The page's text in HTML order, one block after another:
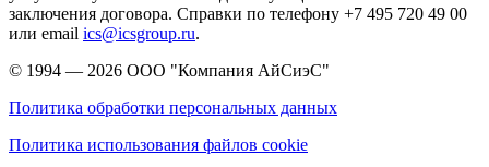
заключения договора. Справки по телефону +7 495 720 49 00
или email ics@icsgroup.ru.
© 1994 — 2026 ООО "Компания АйСиэС"
Политика обработки персональных данных
Политика использования файлов cookie